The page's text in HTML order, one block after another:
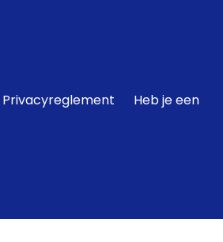
Privacyreglement
Heb je een